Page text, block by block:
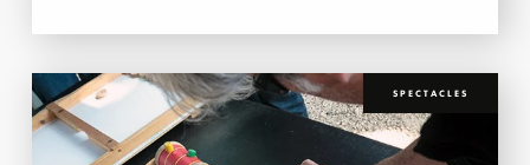
SPECTACLES